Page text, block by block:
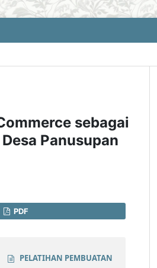
sebagai
Panusupan
PDF
PELATIHAN PEMBUATAN